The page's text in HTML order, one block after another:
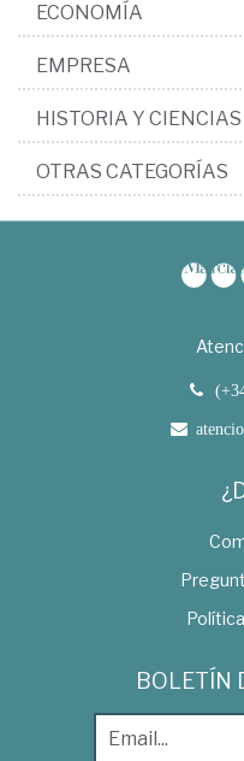
ECONOMÍA
EMPRESA
HISTORIA Y
OTRAS CATEGORÍAS
BOLETÍN